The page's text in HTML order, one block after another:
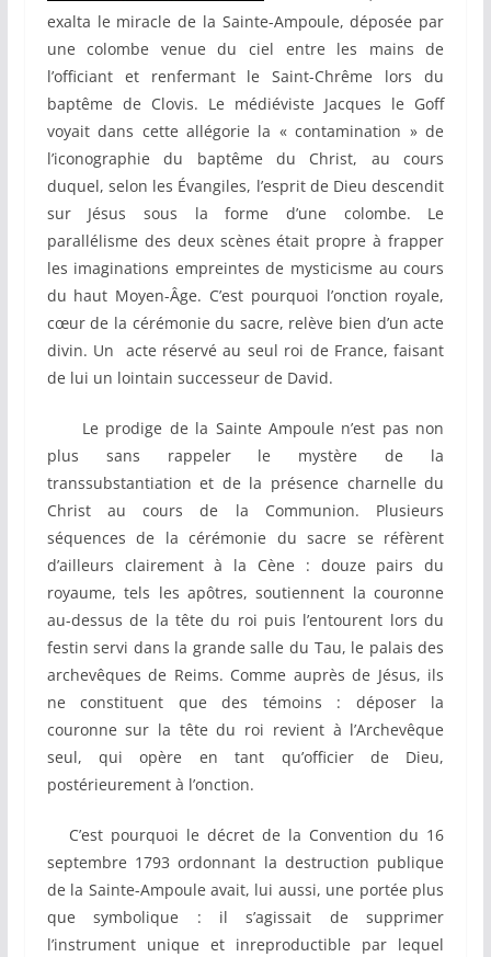
exalta le miracle de la Sainte-Ampoule, déposée par
une colombe venue du ciel entre les mains de
l’officiant et renfermant le Saint-Chrême lors du
baptême de Clovis. Le médiéviste Jacques le Goff
voyait dans cette allégorie la « contamination » de
l’iconographie du baptême du Christ, au cours
duquel, selon les Évangiles, l’esprit de Dieu descendit
sur Jésus sous la forme d’une colombe. Le
parallélisme des deux scènes était propre à frapper
les imaginations empreintes de mysticisme au cours
du haut Moyen-Âge. C’est pourquoi l’onction royale,
cœur de la cérémonie du sacre, relève bien d’un acte
divin. Un acte réservé au seul roi de France, faisant
de lui un lointain successeur de David.
Le prodige de la Sainte Ampoule n’est pas non
plus sans rappeler le mystère de la
transsubstantiation et de la présence charnelle du
Christ au cours de la Communion. Plusieurs
séquences de la cérémonie du sacre se réfèrent
d’ailleurs clairement à la Cène : douze pairs du
royaume, tels les apôtres, soutiennent la couronne
au-dessus de la tête du roi puis l’entourent lors du
festin servi dans la grande salle du Tau, le palais des
archevêques de Reims. Comme auprès de Jésus, ils
ne constituent que des témoins : déposer la
couronne sur la tête du roi revient à l’Archevêque
seul, qui opère en tant qu’officier de Dieu,
postérieurement à l’onction.
C’est pourquoi le décret de la Convention du 16
septembre 1793 ordonnant la destruction publique
de la Sainte-Ampoule avait, lui aussi, une portée plus
que symbolique : il s’agissait de supprimer
l’instrument unique et inreproductible par lequel